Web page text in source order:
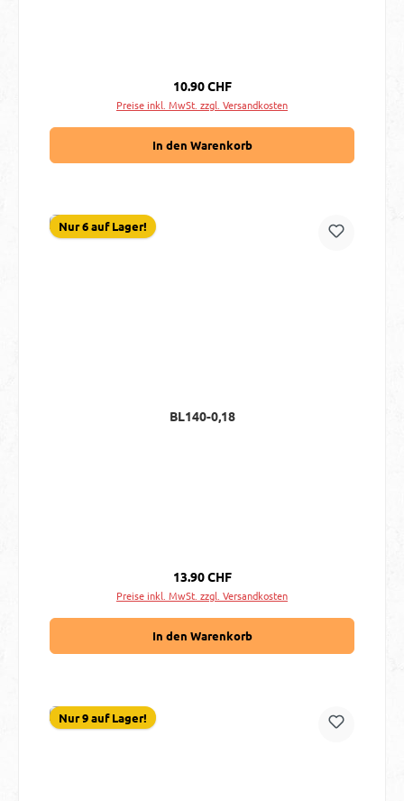
Regulärer Preis:
10.90 CHF
Preise inkl. MwSt. zzgl. Versandkosten
In den Warenkorb
Nur 6 auf Lager!
BL140-0,18
Regulärer Preis:
13.90 CHF
Preise inkl. MwSt. zzgl. Versandkosten
In den Warenkorb
Nur 9 auf Lager!